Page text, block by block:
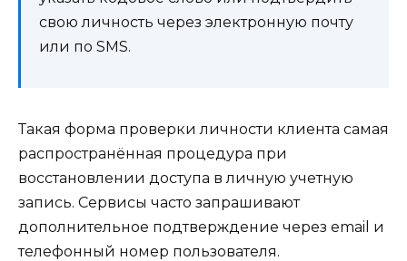
свою личность через электронную почту
или по SMS.
Такая форма проверки личности клиента самая
распространённая процедура при
восстановлении доступа в личную учетную
запись. Сервисы часто запрашивают
дополнительное подтверждение через email и
телефонный номер пользователя.